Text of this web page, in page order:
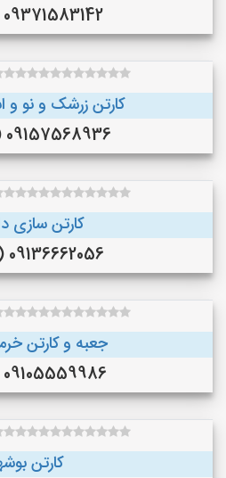
09371583142 (شیراز )
کارتن زرشک و نو
09157568936 (بیرجند )
کارتن سازی
09136662056 (شهرکرد)
جعبه و کارتن
09105559986 (بوشهر)
کارتن